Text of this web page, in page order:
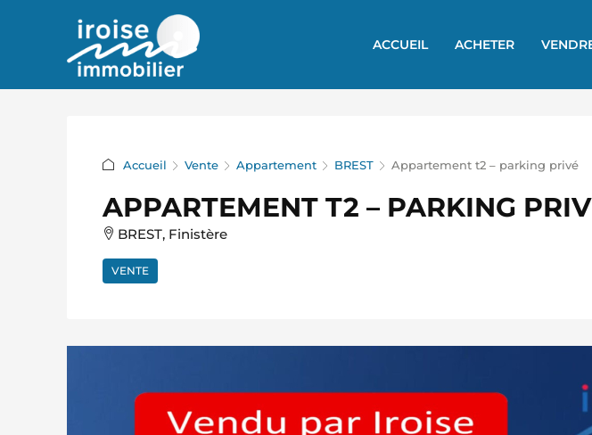
ACCUEIL ACHETER
Accueil Vente Appartement BREST Appartement t2 – parking privé
APPARTEMENT T2 – PARKING
BREST, Finistère
VENTE